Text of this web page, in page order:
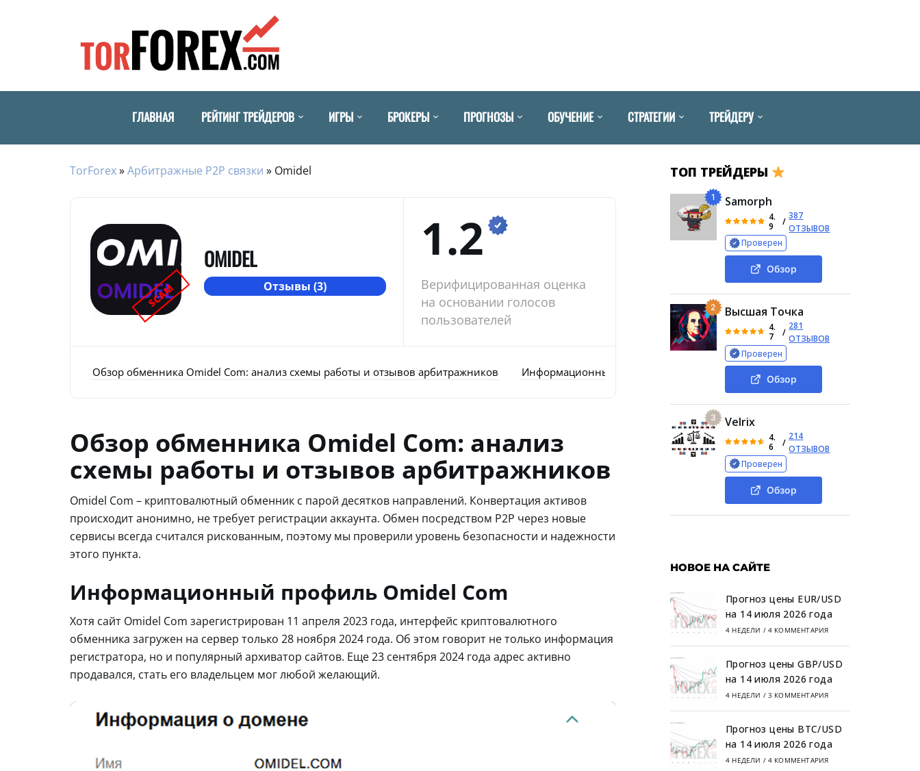
ГЛАВНАЯ РЕЙТИНГ ТРЕЙДЕРОВ ИГРЫ БРОКЕРЫ ПРОГНОЗЫ ОБУЧЕНИЕ СТРАТЕГИИ ТРЕЙДЕРУ
TorForex»Арбитражные P2P связки » Omidel
SCAM
OMIDEL
Отзывы (3)
1.2
Верифицированная оценка
на основании голосов
пользователей
Обзор обменника Omidel Com: анализ схемы работы и отзывов арбитражников Информационный профиль Omidel Com Алгоритм обмена через Omidel
Обзор обменника Omidel Com: анализ
схемы работы и отзывов арбитражников
Omidel Com – криптовалютный обменник с парой десятков направлений. Конвертация активов
происходит анонимно, не требует регистрации аккаунта. Обмен посредством P2P через новые
сервисы всегда считался рискованным, поэтому мы проверили уровень безопасности и надежности
этого пункта.
Информационный профиль Omidel Com
Хотя сайт Omidel Com зарегистрирован 11 апреля 2023 года, интерфейс криптовалютного
обменника загружен на сервер только 28 ноября 2024 года. Об этом говорит не только информация
регистратора, но и популярный архиватор сайтов. Еще 23 сентября 2024 года адрес активно
продавался, стать его владельцем мог любой желающий.
ТОП ТРЕЙДЕРЫ
1 Samorph
4.
9
/
387
ОТЗЫВОВ
Проверен
Обзор
2 Высшая Точка
4.
7
/
281
ОТЗЫВОВ
Проверен
Обзор
3 Velrix
4.
6
/
214
ОТЗЫВОВ
Проверен
Обзор
НОВОЕ НА САЙТЕ
Прогноз цены EUR/USD
на 14 июля 2026 года
4 НЕДЕЛИ / 4 КОММЕНТАРИЯ
Прогноз цены GBP/USD
на 14 июля 2026 года
4 НЕДЕЛИ / 3 КОММЕНТАРИЯ
Прогноз цены BTC/USD
на 14 июля 2026 года
4 НЕДЕЛИ / 4 КОММЕНТАРИЯ